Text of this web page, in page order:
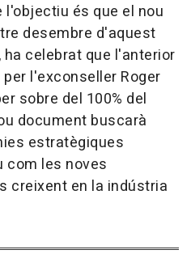
l'objectiu és que el nou
desembre d'aquest
ha celebrat que l'anterior
l'exconseller Roger
sobre del 100% del
document buscarà
estratègiques
com les noves
creixent en la indústria